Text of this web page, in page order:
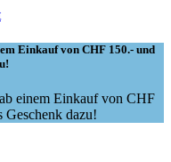
Einkauf von CHF 150.- und
einem Einkauf von CHF
Geschenk dazu!